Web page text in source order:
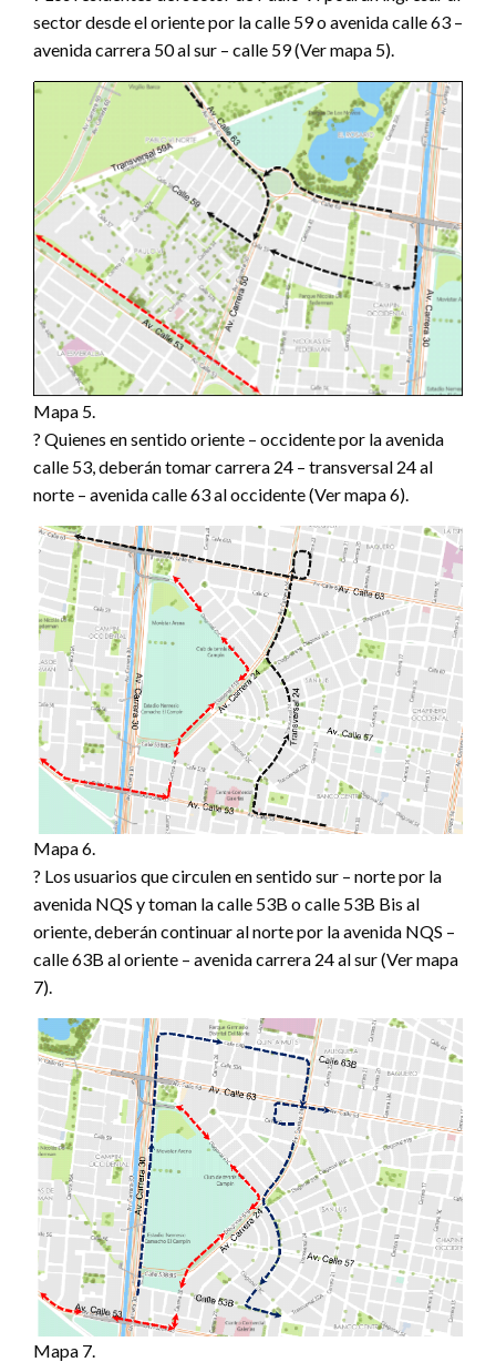
sector desde el oriente por la calle 59 o avenida calle 63 –
avenida carrera 50 al sur – calle 59 (Ver mapa 5).
Mapa 5.
? Quienes en sentido oriente – occidente por la avenida
calle 53, deberán tomar carrera 24 – transversal 24 al
norte – avenida calle 63 al occidente (Ver mapa 6).
Mapa 6.
? Los usuarios que circulen en sentido sur – norte por la
avenida NQS y toman la calle 53B o calle 53B Bis al
oriente, deberán continuar al norte por la avenida NQS –
calle 63B al oriente – avenida carrera 24 al sur (Ver mapa
7).
Mapa 7.